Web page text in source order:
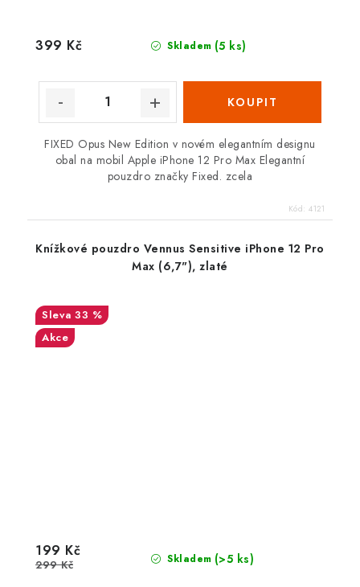
Skladem (5 ks)
399 Kč
FIXED Opus New Edition v novém elegantním designu
obal na mobil Apple iPhone 12 Pro Max Elegantní
pouzdro značky Fixed. zcela
Kód: 4121
Knížkové pouzdro Vennus Sensitive iPhone 12 Pro
Max (6,7"), zlaté
33 %
Akce
Skladem (>5 ks)
199 Kč
299 Kč